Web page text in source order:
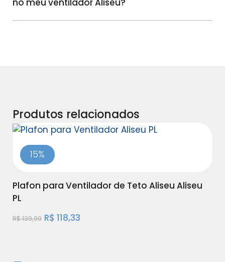
no meu ventilador Aliseu?
Produtos relacionados
15%
Plafon para Ventilador de Teto Aliseu Aliseu
PL
R$139,99 R$ 118,33